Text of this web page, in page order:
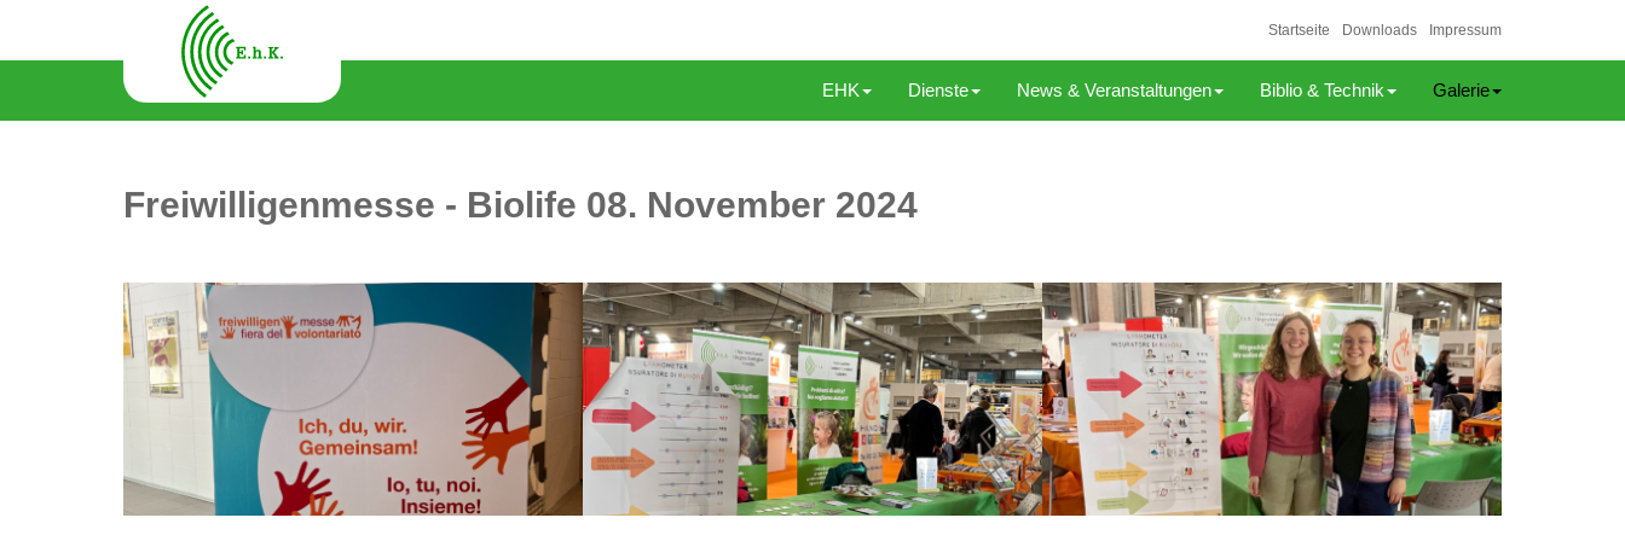
EHK Dienste News & Veranstaltungen Biblio & Technik Galerie
Startseite Downloads Impressum
Freiwilligenmesse - Biolife 08. November 2024